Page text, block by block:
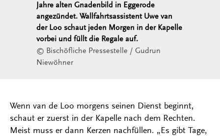
Jahre alten Gnadenbild in Eggerode
angezündet. Wallfahrtsassistent Uwe van
der Loo schaut jeden Morgen in der Kapelle
vorbei und füllt die Regale auf.
© Bischöfliche Pressestelle / Gudrun
Niewöhner
Wenn van de Loo morgens seinen Dienst beginnt,
schaut er zuerst in der Kapelle nach dem Rechten.
Meist muss er dann Kerzen nachfüllen. „Es gibt Tage,